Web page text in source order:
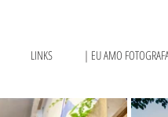
LINKS | EU AMO